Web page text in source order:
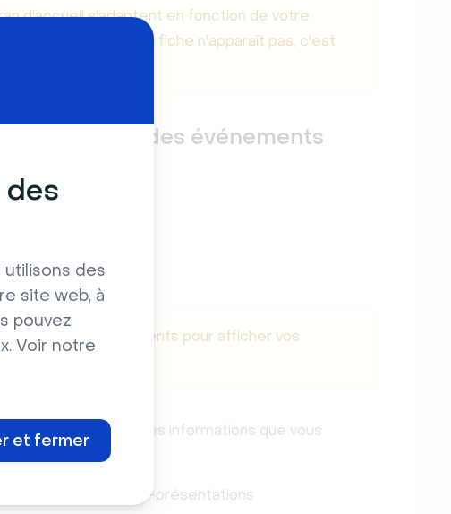
des
site web, à
pouvez
Voir notre
et fermer
d'accueil s'adaptent en fonction de votre
récente. Si une fiche n'apparaît pas, c'est
de bord des événements
par type d'événements pour afficher vos
en fonction des informations que vous
/ de non-présentations